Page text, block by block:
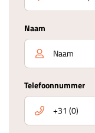
Naam
Telefoonnummer